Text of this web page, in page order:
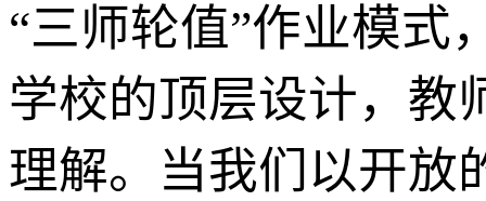
“三师轮值”作业模式
学校的顶层设计，教
理解。当我们以开放